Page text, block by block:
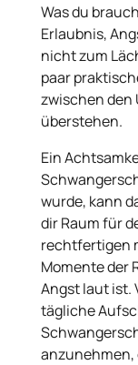
Was du
Erlaubnis,
nicht zum
paar
zwischen
überstehen.
Ein
wurde, kann
dir Raum für
rechtfertigen
Momente der
Angst laut ist.
tägliche
anzunehmen,